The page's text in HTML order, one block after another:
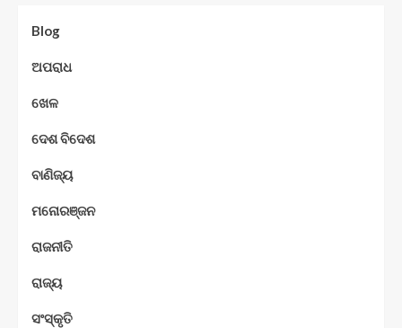
Blog
ଅପରାଧ
ଖେଳ
ଦେଶ ବିଦେଶ
ବାଣିଜ୍ୟ
ମନୋରଞ୍ଜନ
ରାଜନୀତି
ରାଜ୍ୟ
ସଂସ୍କୃତି